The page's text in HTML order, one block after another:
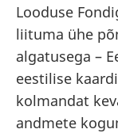
Looduse
liituma ühe
algatusega –
eestilise
kolmandat
andmete